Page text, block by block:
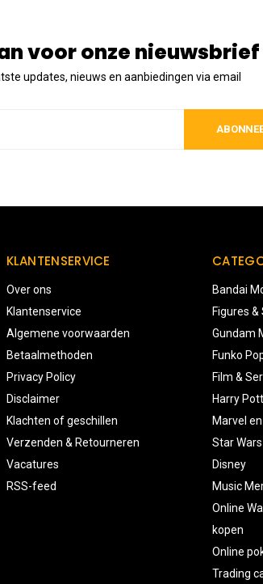
voor onze nieuwsbrief
updates, nieuws en aanbiedingen via email
KLANTENSERVICE
Over ons
Klantenservice
Algemene voorwaarden
Betaalmethoden
Privacy Policy
Disclaimer
Klachten of geschillen
Verzenden & Retourneren
Vacatures
RSS-feed
Bandai
Figures
Gundam
Funko
Film &
Harry
Marvel en
Star Wars
Disney
Music
Online
kopen
Online
Trading